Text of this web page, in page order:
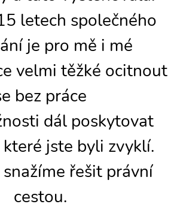
letech společného
je pro mě i mé
velmi těžké ocitnout
bez práce
dál poskytovat
které jste byli zvyklí.
řešit právní
cestou.